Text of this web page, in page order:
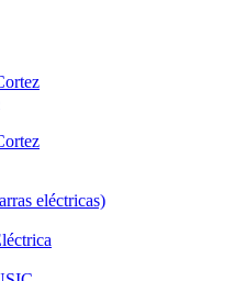
eléctricas)